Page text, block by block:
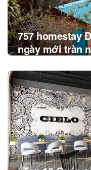
757 homestay
ngày mới tràn